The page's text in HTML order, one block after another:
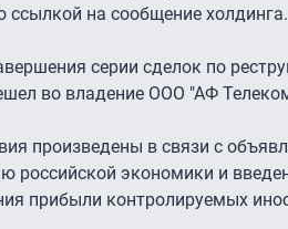
ссылкой на сообщение холдинга.
серии сделок по
во владение ООО "АФ
произведены в связи с
российской экономики и
прибыли контролируемых